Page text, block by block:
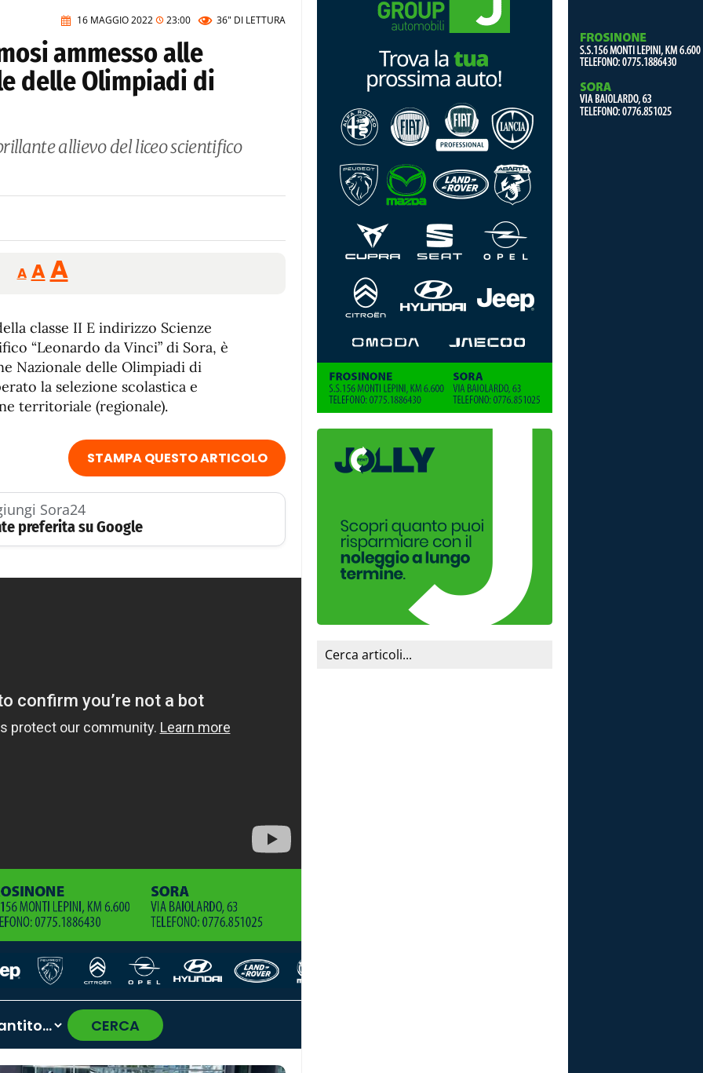
16 MAGGIO 2022 23:00 36" DI LETTURA
ammesso alle
delle Olimpiadi di
allievo del liceo scientifico
A
Reducir
tamaño
A Restablecer
tamaño
fuente
AAumentar
de
fuente.
classe II E indirizzo Scienze
“Leonardo da Vinci” di Sora, è
Nazionale delle Olimpiadi di
la selezione scolastica e
territoriale (regionale).
STAMPA QUESTO ARTICOLO
Sora24
preferita su Google
CERCA
›